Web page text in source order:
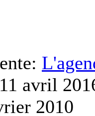
avril
2010